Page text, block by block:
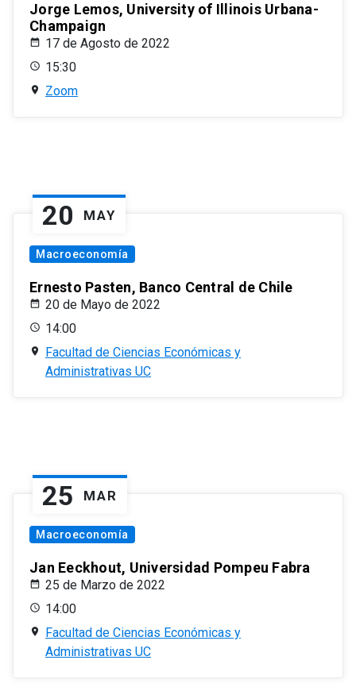
Jorge Lemos, University of Illinois Urbana-
Champaign
17 de Agosto de 2022
15:30
Zoom
20 MAY
Macroeconomía
Ernesto Pasten, Banco Central de Chile
20 de Mayo de 2022
14:00
Facultad de Ciencias Económicas y
Administrativas UC
25 MAR
Macroeconomía
Jan Eeckhout, Universidad Pompeu Fabra
25 de Marzo de 2022
14:00
Facultad de Ciencias Económicas y
Administrativas UC